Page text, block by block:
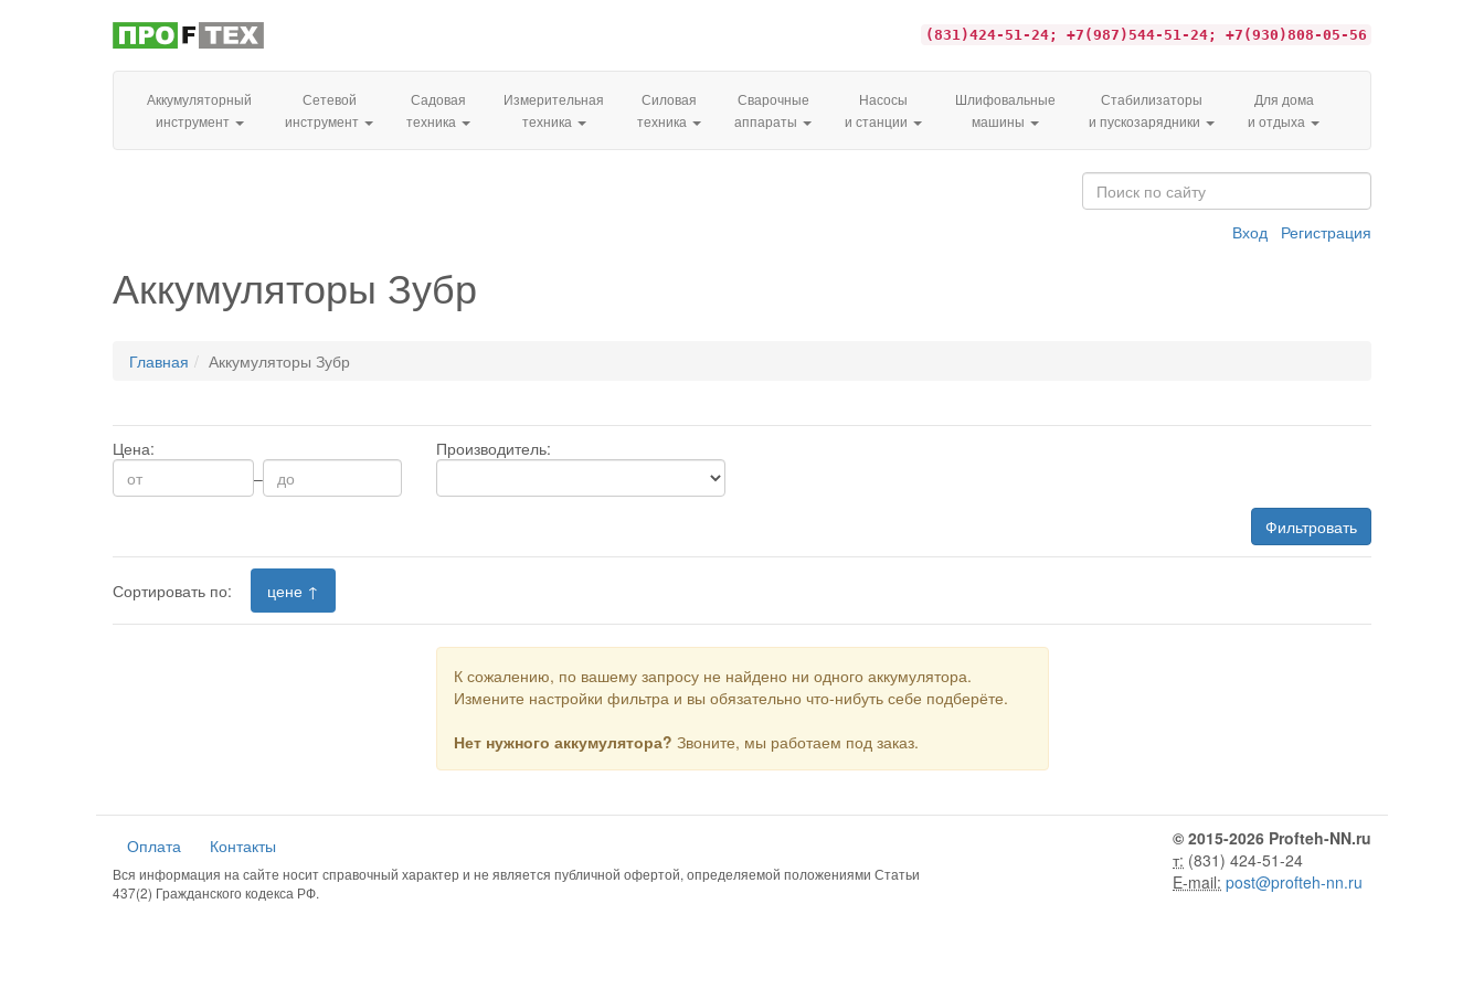
(831)424-51-24; +7(987)544-51-24; +7(930)808-05-56
Аккумуляторный
инструмент
Сетевой
инструмент
Садовая
техника
Измерительная
техника
Силовая
техника
Сварочные
аппараты
Насосы
и станции
Шлифовальные
машины
Стабилизаторы
и пускозарядники
Для дома
и отдыха
Вход Регистрация
Аккумуляторы Зубр
Главная Аккумуляторы Зубр
Цена:
–
Производитель:
Фильтровать
Сортировать по: цене ↑
К сожалению, по вашему запросу не найдено ни одного аккумулятора.
Измените настройки фильтра и вы обязательно что-нибуть себе подберёте.
Нет нужного аккумулятора? Звоните, мы работаем под заказ.
Оплата Контакты
Вся информация на сайте носит справочный характер и не является публичной офертой, определяемой положениями Статьи
437(2) Гражданского кодекса РФ.
© 2015-2026 Profteh-NN.ru
т: (831) 424-51-24
E-mail: post@profteh-nn.ru